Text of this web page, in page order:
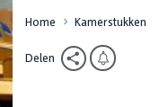
Home Kamerstukken
Delen